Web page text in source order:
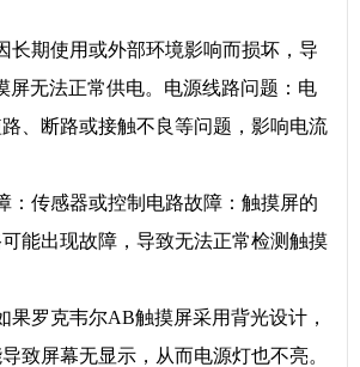
长期使用或外部环境影响而损坏，导
屏无法正常供电。电源线路问题：电
、断路或接触不良等问题，影响电流
：传感器或控制电路故障：触摸屏的
能出现故障，导致无法正常检测触摸
果罗克韦尔AB触摸屏采用背光设计，
致屏幕无显示，从而电源灯也不亮。